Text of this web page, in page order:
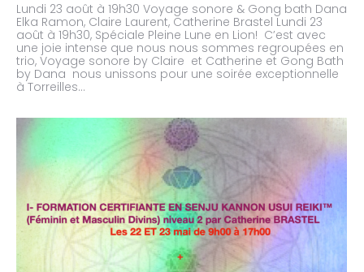
Lundi 23 août à 19h30 Voyage sonore & Gong bath Dana
Elka Ramon, Claire Laurent, Catherine Brastel Lundi 23
août à 19h30, Spéciale Pleine Lune en Lion! C’est avec
une joie intense que nous nous sommes regroupées en
trio, Voyage sonore by Claire et Catherine et Gong Bath
by Dana nous unissons pour une soirée exceptionnelle
à Torreilles…